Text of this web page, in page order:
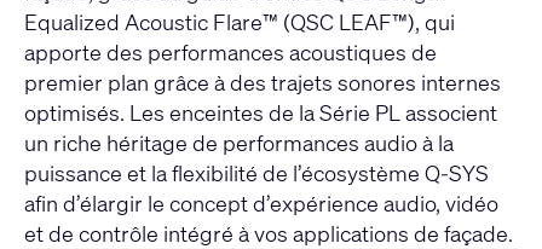
Equalized Acoustic Flare™ (QSC LEAF™), qui
apporte des performances acoustiques de
premier plan grâce à des trajets sonores internes
optimisés. Les enceintes de la Série PL associent
un riche héritage de performances audio à la
puissance et la flexibilité de l’écosystème Q-SYS
afin d’élargir le concept d’expérience audio, vidéo
et de contrôle intégré à vos applications de façade.